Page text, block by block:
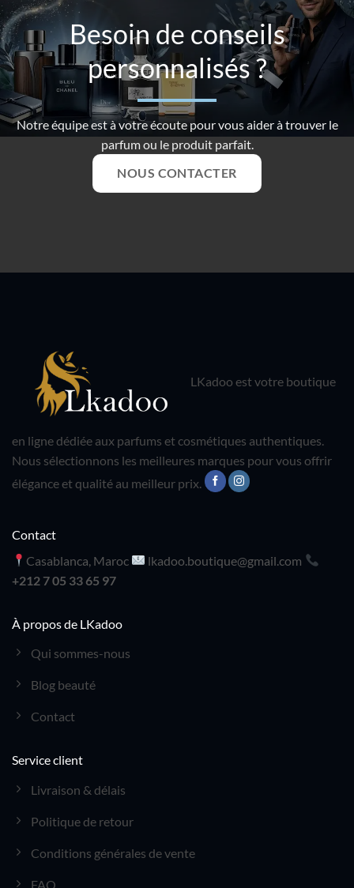
peuvent
être
choisies
sur
la
page
du
produit
Besoin de conseils
personnalisés ?
Notre équipe est à votre écoute pour vous aider à trouver le
parfum ou le produit parfait.
NOUS CONTACTER
LKadoo est votre boutique
en ligne dédiée aux parfums et cosmétiques authentiques.
Nous sélectionnons les meilleures marques pour vous offrir
élégance et qualité au meilleur prix.
À propos de LKadoo
Qui sommes-nous
Blog beauté
Contact
Service client
Livraison & délais
Politique de retour
Conditions générales de vente
FAQ
Contact
Casablanca, Maroc
lkadoo.boutique@gmail.com
+212 7 05 33 65 97